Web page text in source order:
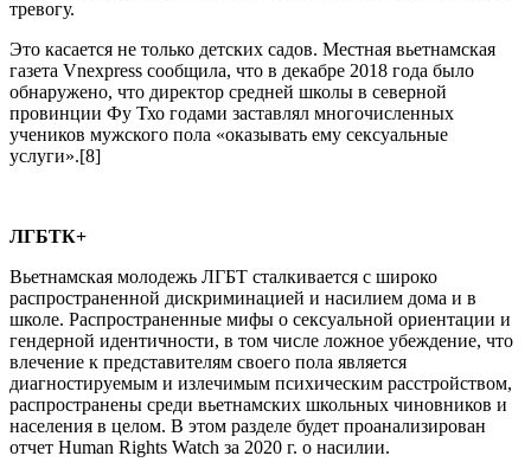
тревогу.
Это касается не только детских садов. Местная вьетнамская
газета Vnexpress сообщила, что в декабре 2018 года было
обнаружено, что директор средней школы в северной
провинции Фу Тхо годами заставлял многочисленных
учеников мужского пола «оказывать ему сексуальные
услуги».[8]
ЛГБТК+
Вьетнамская молодежь ЛГБТ сталкивается с широко
распространенной дискриминацией и насилием дома и в
школе. Распространенные мифы о сексуальной ориентации и
гендерной идентичности, в том числе ложное убеждение, что
влечение к представителям своего пола является
диагностируемым и излечимым психическим расстройством,
распространены среди вьетнамских школьных чиновников и
населения в целом. В этом разделе будет проанализирован
отчет Human Rights Watch за 2020 г. о насилии.